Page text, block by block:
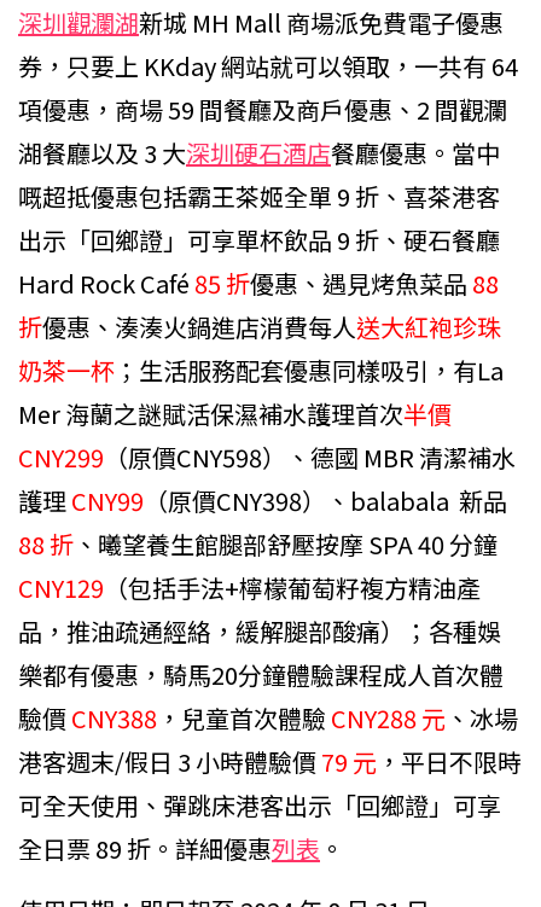
深圳觀瀾湖新城 MH Mall 商場派免費電子優惠
券，只要上 KKday 網站就可以領取，一共有 64
項優惠，商場 59 間餐廳及商戶優惠、2 間觀瀾
湖餐廳以及 3 大深圳硬石酒店餐廳優惠。當中
嘅超抵優惠包括霸王茶姬全單 9 折、喜茶港客
出示「回鄉證」可享單杯飲品 9 折、硬石餐廳
Hard Rock Café 85 折優惠、遇見烤魚菜品 88
折優惠、湊湊火鍋進店消費每人送大紅袍珍珠
奶茶一杯 ；生活服務配套優惠同樣吸引，有La
Mer 海蘭之謎賦活保濕補水護理首次半價
CNY299 （原價CNY598）、德國 MBR 清潔補水
護理CNY99 （原價CNY398）、balabala 新品
88 折 、曦望養生館腿部舒壓按摩 SPA 40 分鐘
CNY129 （包括手法+檸檬葡萄籽複方精油產
品，推油疏通經絡，緩解腿部酸痛）；各種娛
樂都有優惠，騎馬20分鐘體驗課程成人首次體
驗價CNY388 ，兒童首次體驗 CNY288 元 、冰場
港客週末/假日 3 小時體驗價79 元 ，平日不限時
可全天使用、彈跳床港客出示「回鄉證」可享
全日票 89 折。詳細優惠列表 。